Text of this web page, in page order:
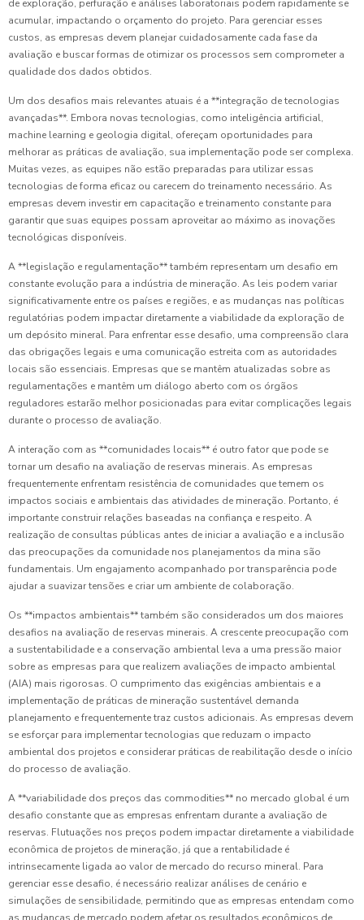
de exploração, perfuração e análises laboratoriais podem rapidamente se
acumular, impactando o orçamento do projeto. Para gerenciar esses
custos, as empresas devem planejar cuidadosamente cada fase da
avaliação e buscar formas de otimizar os processos sem comprometer a
qualidade dos dados obtidos.
Um dos desafios mais relevantes atuais é a **integração de tecnologias
avançadas**. Embora novas tecnologias, como inteligência artificial,
machine learning e geologia digital, ofereçam oportunidades para
melhorar as práticas de avaliação, sua implementação pode ser complexa.
Muitas vezes, as equipes não estão preparadas para utilizar essas
tecnologias de forma eficaz ou carecem do treinamento necessário. As
empresas devem investir em capacitação e treinamento constante para
garantir que suas equipes possam aproveitar ao máximo as inovações
tecnológicas disponíveis.
A **legislação e regulamentação** também representam um desafio em
constante evolução para a indústria de mineração. As leis podem variar
significativamente entre os países e regiões, e as mudanças nas políticas
regulatórias podem impactar diretamente a viabilidade da exploração de
um depósito mineral. Para enfrentar esse desafio, uma compreensão clara
das obrigações legais e uma comunicação estreita com as autoridades
locais são essenciais. Empresas que se mantêm atualizadas sobre as
regulamentações e mantêm um diálogo aberto com os órgãos
reguladores estarão melhor posicionadas para evitar complicações legais
durante o processo de avaliação.
A interação com as **comunidades locais** é outro fator que pode se
tornar um desafio na avaliação de reservas minerais. As empresas
frequentemente enfrentam resistência de comunidades que temem os
impactos sociais e ambientais das atividades de mineração. Portanto, é
importante construir relações baseadas na confiança e respeito. A
realização de consultas públicas antes de iniciar a avaliação e a inclusão
das preocupações da comunidade nos planejamentos da mina são
fundamentais. Um engajamento acompanhado por transparência pode
ajudar a suavizar tensões e criar um ambiente de colaboração.
Os **impactos ambientais** também são considerados um dos maiores
desafios na avaliação de reservas minerais. A crescente preocupação com
a sustentabilidade e a conservação ambiental leva a uma pressão maior
sobre as empresas para que realizem avaliações de impacto ambiental
(AIA) mais rigorosas. O cumprimento das exigências ambientais e a
implementação de práticas de mineração sustentável demanda
planejamento e frequentemente traz custos adicionais. As empresas devem
se esforçar para implementar tecnologias que reduzam o impacto
ambiental dos projetos e considerar práticas de reabilitação desde o início
do processo de avaliação.
A **variabilidade dos preços das commodities** no mercado global é um
desafio constante que as empresas enfrentam durante a avaliação de
reservas. Flutuações nos preços podem impactar diretamente a viabilidade
econômica de projetos de mineração, já que a rentabilidade é
intrinsecamente ligada ao valor de mercado do recurso mineral. Para
gerenciar esse desafio, é necessário realizar análises de cenário e
simulações de sensibilidade, permitindo que as empresas entendam como
as mudanças de mercado podem afetar os resultados econômicos de